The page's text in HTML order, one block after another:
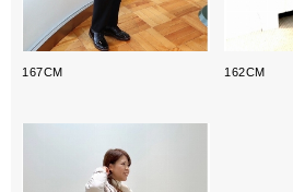
167CM 162CM